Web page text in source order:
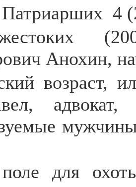
4
Анохин,
для